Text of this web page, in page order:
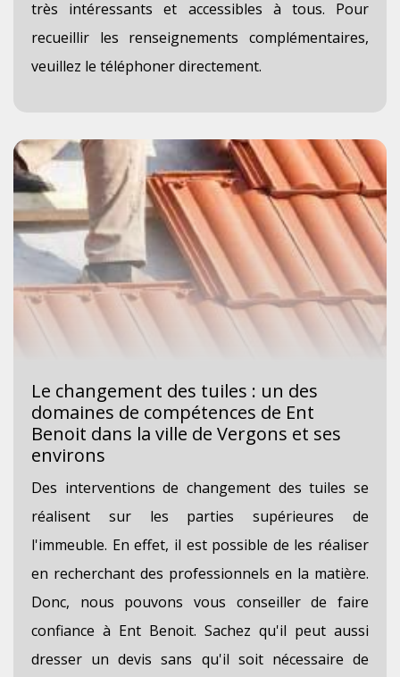
très intéressants et accessibles à tous. Pour
recueillir les renseignements complémentaires,
veuillez le téléphoner directement.
Le changement des tuiles : un des
domaines de compétences de Ent
Benoit dans la ville de Vergons et ses
environs
Des interventions de changement des tuiles se
réalisent sur les parties supérieures de
l'immeuble. En effet, il est possible de les réaliser
en recherchant des professionnels en la matière.
Donc, nous pouvons vous conseiller de faire
confiance à Ent Benoit. Sachez qu'il peut aussi
dresser un devis sans qu'il soit nécessaire de